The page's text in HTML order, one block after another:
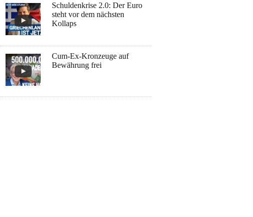
Schuldenkrise 2.0: Der Euro
steht vor dem nächsten
Kollaps
Cum-Ex-Kronzeuge auf
Bewährung frei